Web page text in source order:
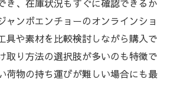
ンチョーオンラインショップで
材
を利用した浜松発のDIYアイデア
ンチョー在庫検索で地元素材を
ツ
き、在庫状況もすぐに確認できるか
ャンボエンチョーのオンラインショ
具や素材を比較検討しながら購入で
取り方法の選択肢が多いのも特徴で
荷物の持ち運びが難しい場合にも最